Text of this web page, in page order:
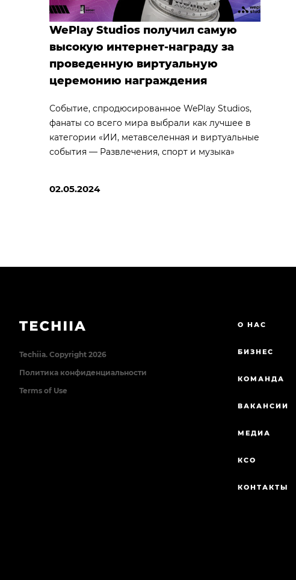
WePlay Studios получил самую
высокую интернет-награду за
проведенную виртуальную
церемонию награждения
Событие, спродюсированное WePlay Studios,
фанаты со всего мира выбрали как лучшее в
категории «ИИ, метавселенная и виртуальные
события — Развлечения, спорт и музыка»
02.05.2024
Techiia. Copyright 2026
Политика конфиденциальности
Terms of Use
О НАС
БИЗНЕС
КОМАНДА
ВАКАНСИИ
МЕДИА
КСО
КОНТАКТЫ